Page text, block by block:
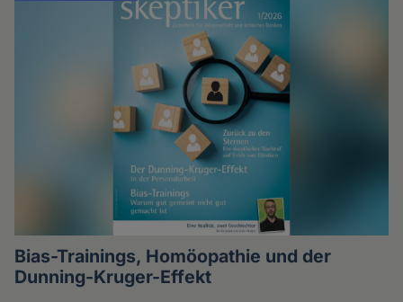
Bias-Trainings, Homöopathie und der
Dunning-Kruger-Effekt